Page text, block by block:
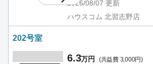
2026/08/07 更新
ハウスコム 北習志野店
202号室
6.3万円 (共益費 3,000円)